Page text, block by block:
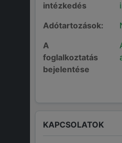
intézkedés
Adótartozások:
A
foglalkoztatás
bejelentése
KAPCSOLATOK